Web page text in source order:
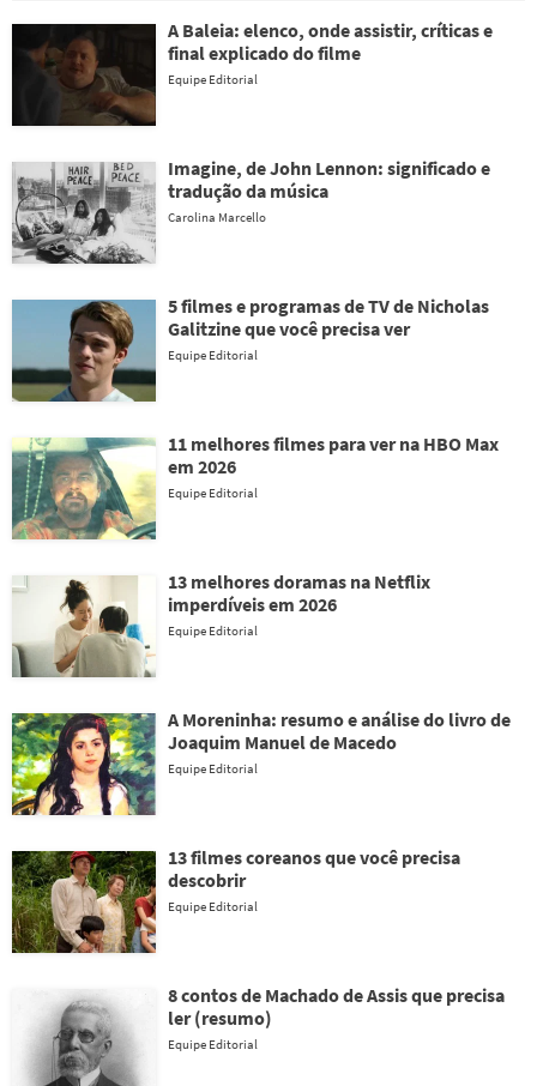
A Baleia: elenco, onde assistir, críticas e
final explicado do filme
Equipe Editorial
Imagine, de John Lennon: significado e
tradução da música
Carolina Marcello
5 filmes e programas de TV de Nicholas
Galitzine que você precisa ver
Equipe Editorial
11 melhores filmes para ver na HBO Max
em 2026
Equipe Editorial
13 melhores doramas na Netflix
imperdíveis em 2026
Equipe Editorial
A Moreninha: resumo e análise do livro de
Joaquim Manuel de Macedo
Equipe Editorial
13 filmes coreanos que você precisa
descobrir
Equipe Editorial
8 contos de Machado de Assis que precisa
ler (resumo)
Equipe Editorial